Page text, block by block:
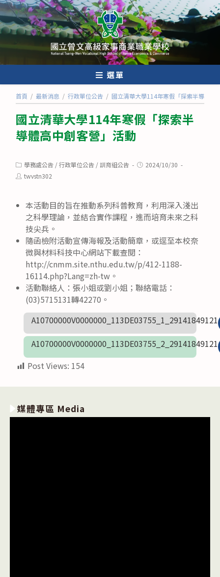
跳
轉
至
內
選單
首頁 / 最新消息 / 行政單位公告 / 國立清華大學114年寒假「探索半導體高
國立清華大學114年寒假「探索半
導體高中創客營」活動
Post
category:
學務處公告 /行政單位公告 /訓育組公告
Post2024/10/30
Posttwvstn302
本活動目的旨在推動系列科普教育，利用深入淺出
之科學理論，並結合實作課程，進而培育未來之科
技尖兵。
隨函檢附活動宣傳海報及活動簡章，或逕至本校奈
微與材料科技中心網站下載查閱：
http://cnmm.site.nthu.edu.tw/p/412-1188-
16114.php?Lang=zh-tw。
活動聯絡人：張小姐或劉小姐；聯絡電話：
(03)5715131轉42270。
A10700000V0000000_113DE03755_1_29141849121
A10700000V0000000_113DE03755_2_29141849121
Post Views: 154
媒體專區 Media